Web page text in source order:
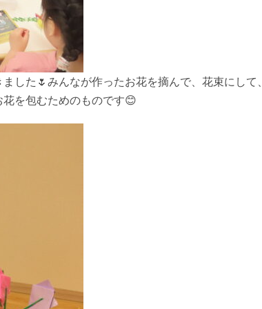
した🌷みんなが作ったお花を摘んで、花束にして、
を包むためのものです😊